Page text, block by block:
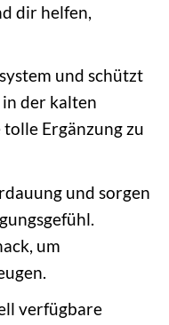
dir helfen,
und schützt
der kalten
Ergänzung zu
und sorgen
um
verfügbare